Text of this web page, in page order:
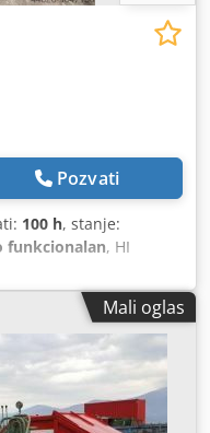
Pozvati
100 h, stanje:
funkcionalan, HI
9 Radni napon 3k400
18.70 A Radna brzina
Najviši nivo zvučnog
Lokacija: Austrija
Mali oglas